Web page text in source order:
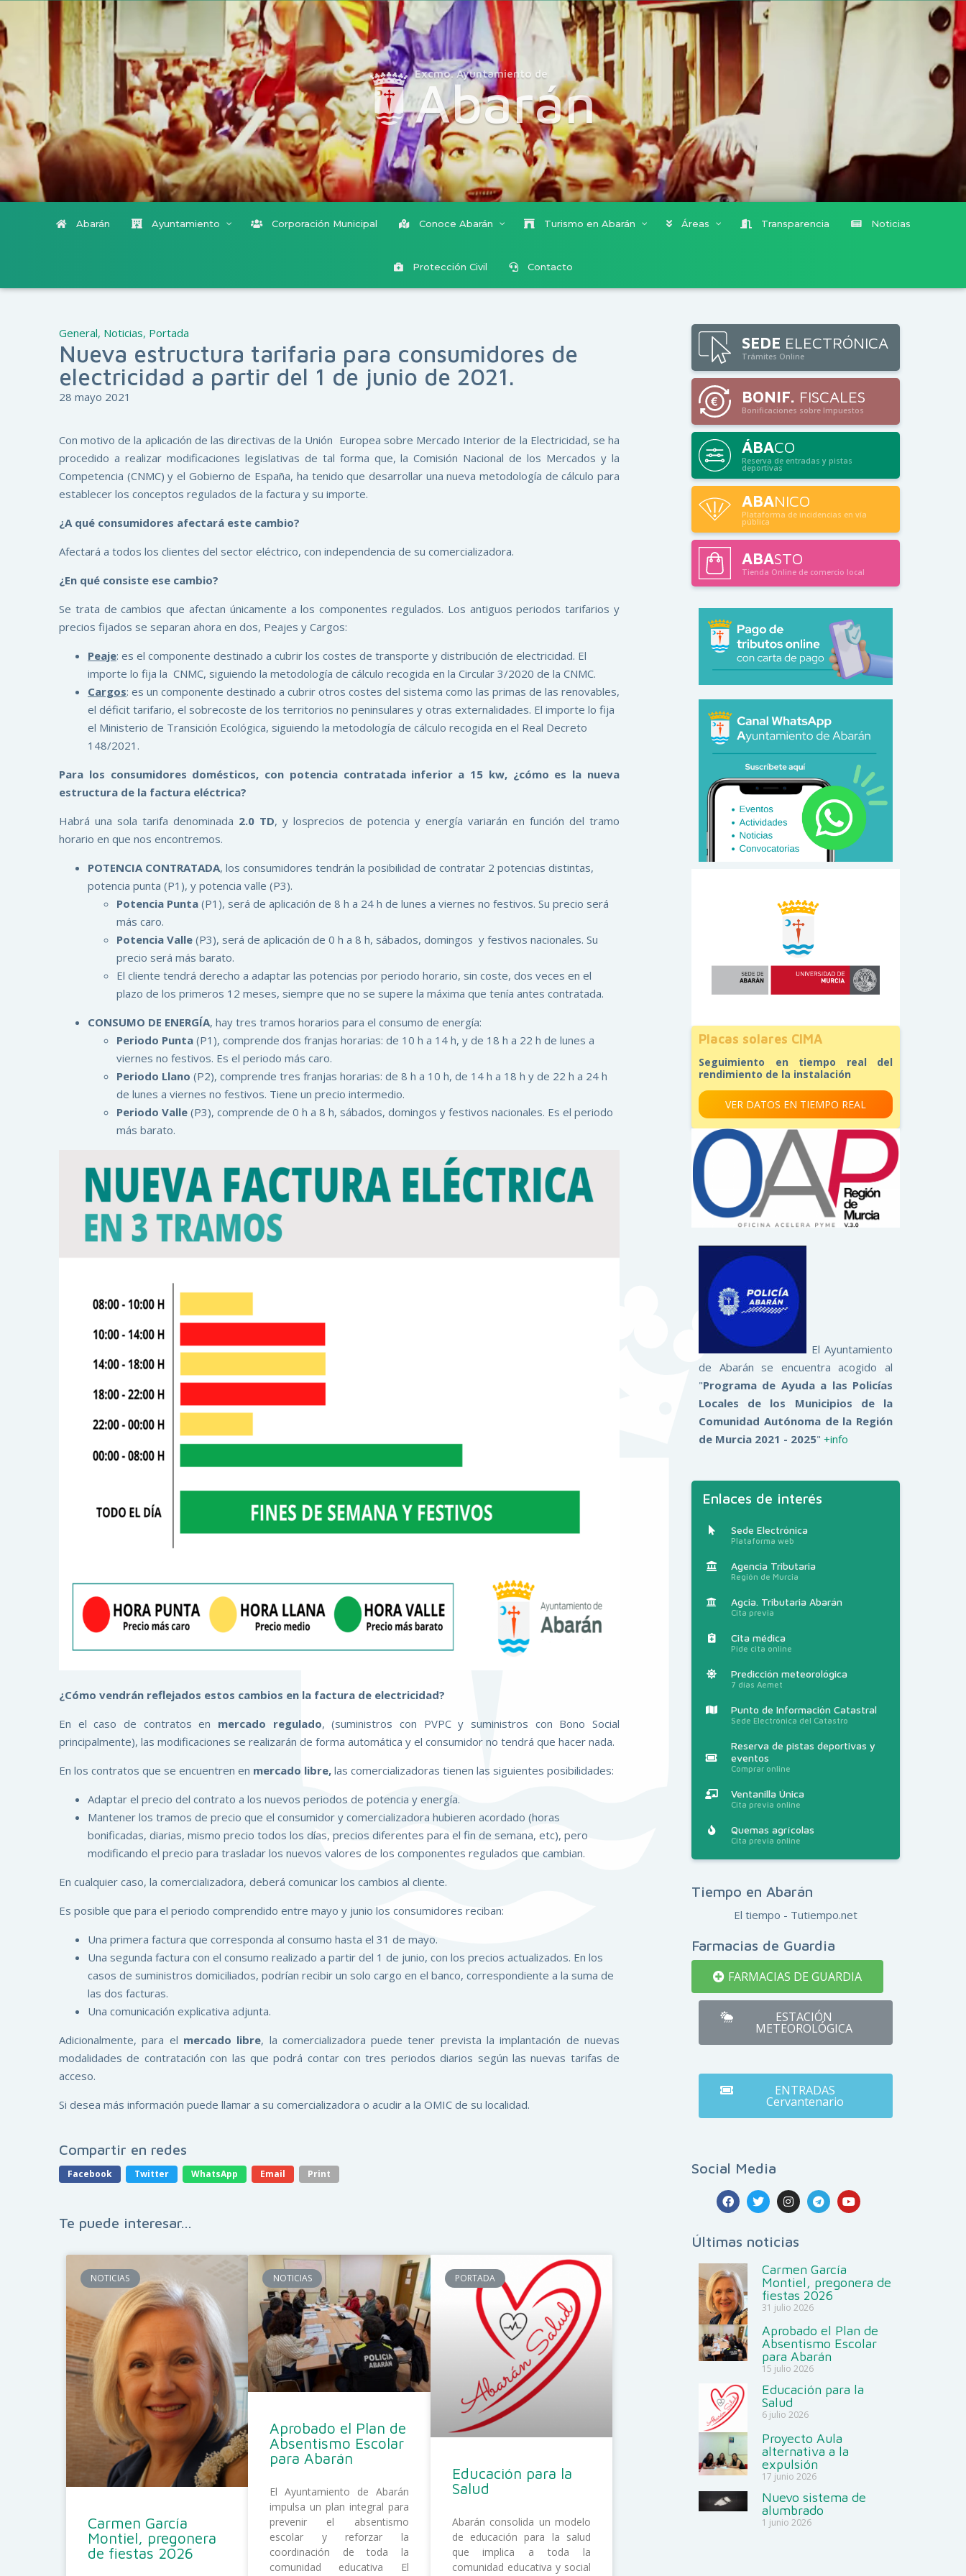
Excmo. Ayuntamiento de
Abarán
Abarán Ayuntamiento Corporación Municipal Conoce Abarán Turismo en Abarán Áreas Transparencia Noticias
Protección Civil Contacto
General, Noticias, Portada
Nueva estructura tarifaria para consumidores de
electricidad a partir del 1 de junio de 2021.
28 mayo 2021
Con motivo de la aplicación de las directivas de la Unión Europea sobre Mercado Interior de la Electricidad, se ha
procedido a realizar modificaciones legislativas de tal forma que, la Comisión Nacional de los Mercados y la
Competencia (CNMC) y el Gobierno de España, ha tenido que desarrollar una nueva metodología de cálculo para
establecer los conceptos regulados de la factura y su importe.
¿A qué consumidores afectará este cambio?
Afectará a todos los clientes del sector eléctrico, con independencia de su comercializadora.
¿En qué consiste ese cambio?
Se trata de cambios que afectan únicamente a los componentes regulados. Los antiguos periodos tarifarios y
precios fijados se separan ahora en dos, Peajes y Cargos:
Peaje: es el componente destinado a cubrir los costes de transporte y distribución de electricidad. El
importe lo fija la CNMC, siguiendo la metodología de cálculo recogida en la Circular 3/2020 de la CNMC.
Cargos: es un componente destinado a cubrir otros costes del sistema como las primas de las renovables,
el déficit tarifario, el sobrecoste de los territorios no peninsulares y otras externalidades. El importe lo fija
el Ministerio de Transición Ecológica, siguiendo la metodología de cálculo recogida en el Real Decreto
148/2021.
Para los consumidores domésticos, con potencia contratada inferior a 15 kw, ¿cómo es la nueva
estructura de la factura eléctrica?
Habrá una sola tarifa denominada 2.0 TD, y losprecios de potencia y energía variarán en función del tramo
horario en que nos encontremos.
POTENCIA CONTRATADA, los consumidores tendrán la posibilidad de contratar 2 potencias distintas,
potencia punta (P1), y potencia valle (P3).
Potencia Punta (P1), será de aplicación de 8 h a 24 h de lunes a viernes no festivos. Su precio será
más caro.
Potencia Valle (P3), será de aplicación de 0 h a 8 h, sábados, domingos y festivos nacionales. Su
precio será más barato.
El cliente tendrá derecho a adaptar las potencias por periodo horario, sin coste, dos veces en el
plazo de los primeros 12 meses, siempre que no se supere la máxima que tenía antes contratada.
CONSUMO DE ENERGÍA, hay tres tramos horarios para el consumo de energía:
Periodo Punta (P1), comprende dos franjas horarias: de 10 h a 14 h, y de 18 h a 22 h de lunes a
viernes no festivos. Es el periodo más caro.
Periodo Llano (P2), comprende tres franjas horarias: de 8 h a 10 h, de 14 h a 18 h y de 22 h a 24 h
de lunes a viernes no festivos. Tiene un precio intermedio.
Periodo Valle (P3), comprende de 0 h a 8 h, sábados, domingos y festivos nacionales. Es el periodo
más barato.
¿Cómo vendrán reflejados estos cambios en la factura de electricidad?
En el caso de contratos en mercado regulado, (suministros con PVPC y suministros con Bono Social
principalmente), las modificaciones se realizarán de forma automática y el consumidor no tendrá que hacer nada.
En los contratos que se encuentren en mercado libre, las comercializadoras tienen las siguientes posibilidades:
Adaptar el precio del contrato a los nuevos periodos de potencia y energía.
Mantener los tramos de precio que el consumidor y comercializadora hubieren acordado (horas
bonificadas, diarias, mismo precio todos los días, precios diferentes para el fin de semana, etc), pero
modificando el precio para trasladar los nuevos valores de los componentes regulados que cambian.
En cualquier caso, la comercializadora, deberá comunicar los cambios al cliente.
Es posible que para el periodo comprendido entre mayo y junio los consumidores reciban:
Una primera factura que corresponda al consumo hasta el 31 de mayo.
Una segunda factura con el consumo realizado a partir del 1 de junio, con los precios actualizados. En los
casos de suministros domiciliados, podrían recibir un solo cargo en el banco, correspondiente a la suma de
las dos facturas.
Una comunicación explicativa adjunta.
Adicionalmente, para el mercado libre, la comercializadora puede tener prevista la implantación de nuevas
modalidades de contratación con las que podrá contar con tres periodos diarios según las nuevas tarifas de
acceso.
Si desea más información puede llamar a su comercializadora o acudir a la OMIC de su localidad.
Compartir en redes
Facebook Twitter WhatsApp Email Print
Te puede interesar...
NOTICIAS
Carmen García
Montiel, pregonera
de fiestas 2026
NOTICIAS
Aprobado el Plan de
Absentismo Escolar
para Abarán
El Ayuntamiento de Abarán
impulsa un plan integral para
prevenir el absentismo
escolar y reforzar la
coordinación de toda la
comunidad educativa El
PORTADA
Educación para la
Salud
Abarán consolida un modelo
de educación para la salud
que implica a toda la
comunidad educativa y social
SEDE ELECTRÓNICA
Trámites Online
BONIF. FISCALES
Bonificaciones sobre Impuestos
ÁBACO
Reserva de entradas y pistas
deportivas
ABANICO
Plataforma de incidencias en vía
pública
ABASTO
Tienda Online de comercio local
Placas solares CIMA
Seguimiento en tiempo real del
rendimiento de la instalación
VER DATOS EN TIEMPO REAL
El Ayuntamiento
de Abarán se encuentra acogido al
"Programa de Ayuda a las Policías
Locales de los Municipios de la
Comunidad Autónoma de la Región
de Murcia 2021 - 2025" +info
Enlaces de interés
Sede Electrónica
Plataforma web
Agencia Tributaria
Región de Murcia
Agcia. Tributaria Abarán
Cita previa
Cita médica
Pide cita online
Predicción meteorológica
7 días Aemet
Punto de Información Catastral
Sede Electrónica del Catastro
Reserva de pistas deportivas y
eventos
Comprar online
Ventanilla Única
Cita previa online
Quemas agrícolas
Cita previa online
Tiempo en Abarán
El tiempo - Tutiempo.net
Farmacias de Guardia
FARMACIAS DE GUARDIA
ESTACIÓN
METEOROLÓGICA
ENTRADAS
Cervantenario
Social Media
Últimas noticias
Carmen García
Montiel, pregonera de
fiestas 2026
31 julio 2026
Aprobado el Plan de
Absentismo Escolar
para Abarán
15 julio 2026
Educación para la
Salud
6 julio 2026
Proyecto Aula
alternativa a la
expulsión
17 junio 2026
Nuevo sistema de
alumbrado
1 junio 2026